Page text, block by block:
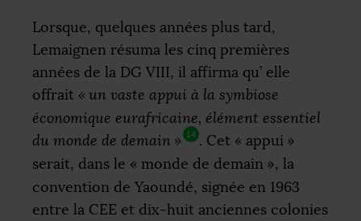
Lorsque, quelques années plus tard,
Lemaignen résuma les cinq premières
années de la DG VIII, il affirma qu’ elle
offrait « un vaste appui à la symbiose
économique eurafricaine, élément essentiel
du monde de demain » 14 . Cet « appui »
serait, dans le « monde de demain », la
convention de Yaoundé, signée en 1963
entre la CEE et dix-huit anciennes colonies